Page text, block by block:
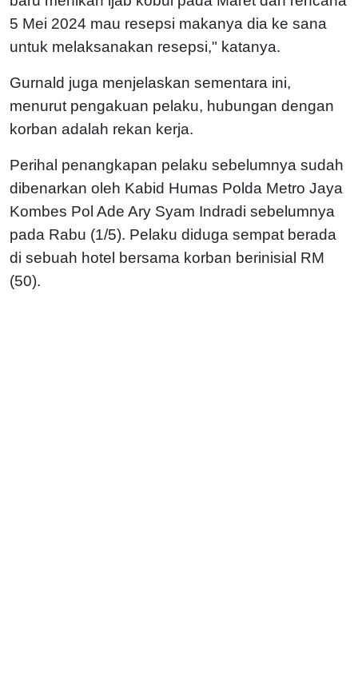
5 Mei 2024 mau resepsi makanya dia ke sana
untuk melaksanakan resepsi," katanya.
Gurnald juga menjelaskan sementara ini,
menurut pengakuan pelaku, hubungan dengan
korban adalah rekan kerja.
Perihal penangkapan pelaku sebelumnya sudah
dibenarkan oleh Kabid Humas Polda Metro Jaya
Kombes Pol Ade Ary Syam Indradi ​​​​​​​sebelumnya
pada Rabu (1/5). Pelaku diduga sempat berada
di sebuah hotel bersama korban berinisial RM
(50).